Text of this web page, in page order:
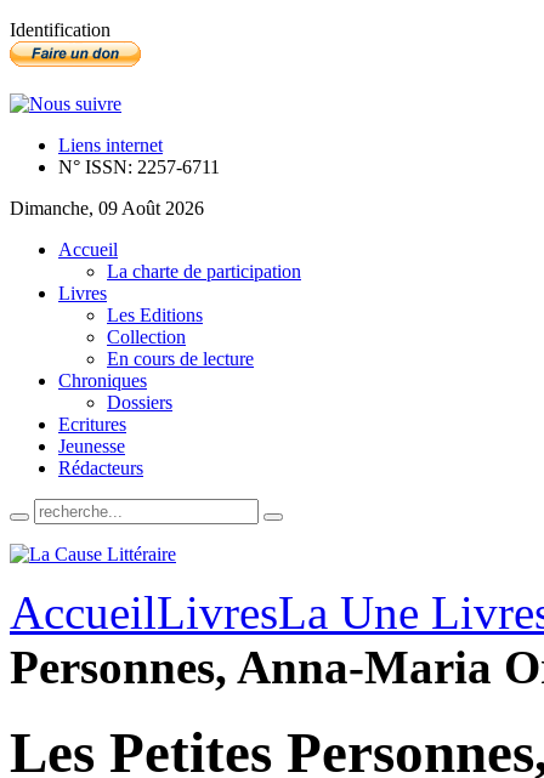
Identification
Liens internet
N° ISSN: 2257-6711
Dimanche, 09 Août 2026
Accueil
La charte de participation
Livres
Les Editions
Collection
En cours de lecture
Chroniques
Dossiers
Ecritures
Jeunesse
Rédacteurs
AccueilLivresLa Une
Personnes, Anna-Maria
Les Petites